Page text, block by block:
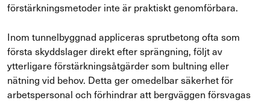
förstärkningsmetoder inte är praktiskt genomförbara.
Inom tunnelbyggnad appliceras sprutbetong ofta som
första skyddslager direkt efter sprängning, följt av
ytterligare förstärkningsåtgärder som bultning eller
nätning vid behov. Detta ger omedelbar säkerhet för
arbetspersonal och förhindrar att bergväggen försvagas